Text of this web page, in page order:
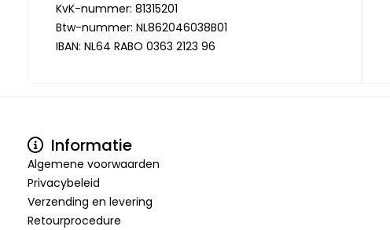
KvK-nummer: 81315201
Btw-nummer: NL862046038B01
IBAN: NL64 RABO 0363 2123 96
Informatie
Algemene voorwaarden
Privacybeleid
Verzending en levering
Retourprocedure